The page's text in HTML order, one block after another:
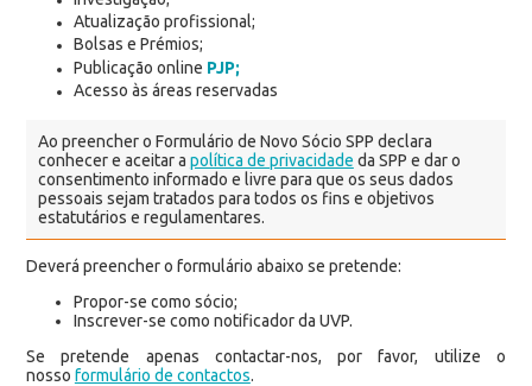
Atualização profissional;
Bolsas e Prémios;
Publicação online PJP;
Acesso às áreas reservadas
Ao preencher o Formulário de Novo Sócio SPP declara
conhecer e aceitar a política de privacidade da SPP e dar o
consentimento informado e livre para que os seus dados
pessoais sejam tratados para todos os fins e objetivos
estatutários e regulamentares.
Deverá preencher o formulário abaixo se pretende:
Propor-se como sócio;
Inscrever-se como notificador da UVP.
Se pretende apenas contactar-nos, por favor, utilize o
nosso formulário de contactos.